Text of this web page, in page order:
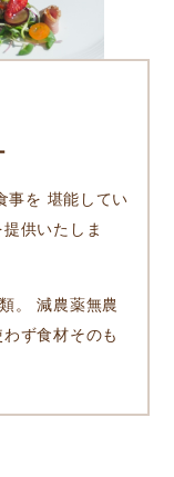
事を 堪能してい
供いたしま
。 減農薬無農
ず食材そのも